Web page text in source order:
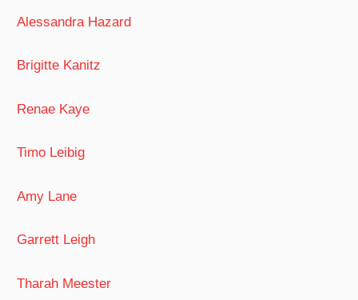
Alessandra Hazard
Brigitte Kanitz
Renae Kaye
Timo Leibig
Amy Lane
Garrett Leigh
Tharah Meester